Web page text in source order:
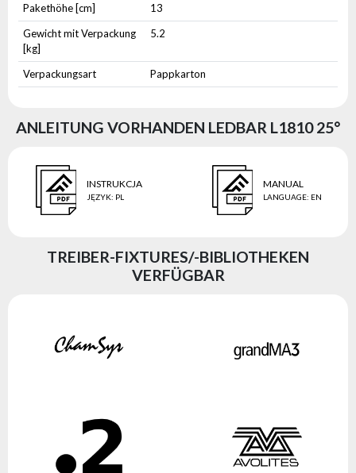
Pakethöhe [cm]
13
Gewicht mit Verpackung
[kg]
5.2
Verpackungsart Pappkarton
ANLEITUNG VORHANDEN LEDBAR L1810 25°
INSTRUKCJA
JĘZYK: PL
MANUAL
LANGUAGE: EN
TREIBER-FIXTURES/-BIBLIOTHEKEN
VERFÜGBAR